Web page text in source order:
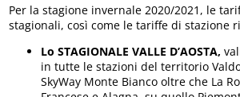
Per la stagione invernale 2020/2021, le
stagionali, così come le tariffe di stazione
LoSTAGIONALE VALLE D’AOSTA,
in tutte le stazioni del territorio
SkyWay Monte Bianco oltre che La